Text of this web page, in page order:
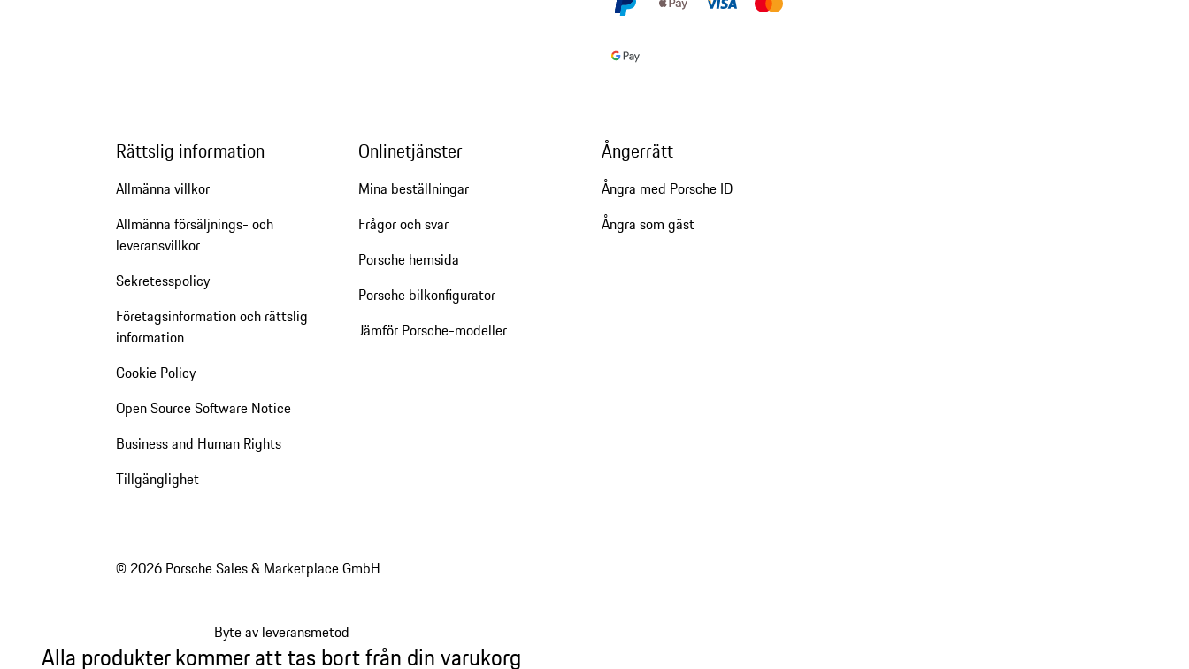
Rättslig information
Allmänna villkor
Allmänna försäljnings- och
leveransvillkor
Sekretesspolicy
Företagsinformation och rättslig
information
Cookie Policy
Open Source Software Notice
Business and Human Rights
Tillgänglighet
Onlinetjänster
Mina beställningar
Frågor och svar
Porsche hemsida
Porsche bilkonfigurator
Jämför Porsche-modeller
Ångerrätt
Ångra med Porsche ID
Ångra som gäst
© 2026 Porsche Sales & Marketplace GmbH
Byte av leveransmetod
Alla produkter kommer att tas bort från din varukorg